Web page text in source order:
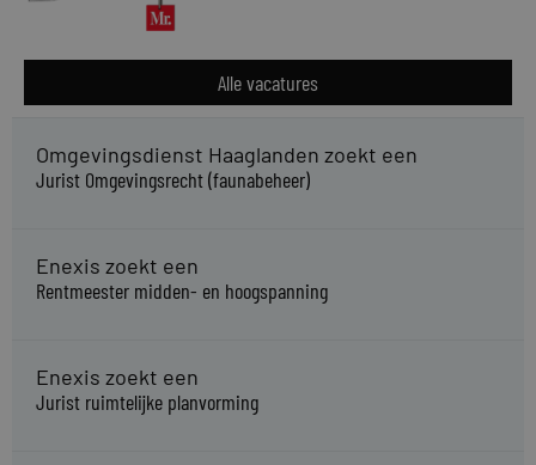
Alle vacatures
Omgevingsdienst Haaglanden zoekt een
Jurist Omgevingsrecht (faunabeheer)
Enexis zoekt een
Rentmeester midden- en hoogspanning
Enexis zoekt een
Jurist ruimtelijke planvorming